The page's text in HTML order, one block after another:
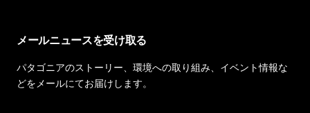
メールニュースを受け取る
パタゴニアのストーリー、環境への取り組み、イベント情報な
どをメールにてお届けします。